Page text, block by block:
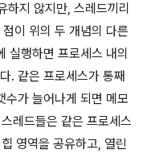
하지 않지만, 스레드끼리
이 위의 두 개념의 다른
실행하면 프로세스 내의
. 같은 프로세스가 통째
수가 늘어나게 되면 메모
레드들은 같은 프로세스
영역을 공유하고, 열린